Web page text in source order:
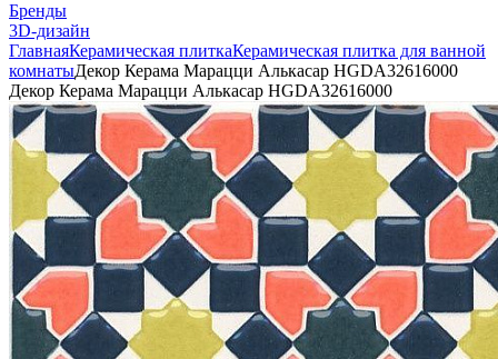
Бренды
3D-дизайн
ГлавнаяКерамическая плиткаКерамическая плитка для ванной
комнатыДекор Керама Марацци Алькасар HGDA32616000
Декор Керама Марацци Алькасар HGDA32616000